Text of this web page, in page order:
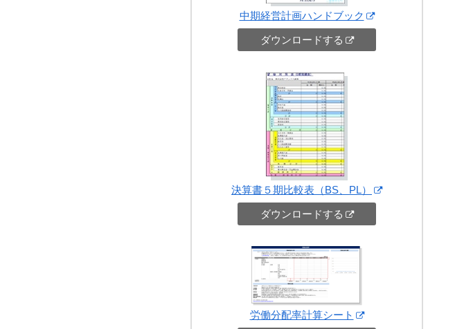
中期経営計画ハンドブック
ダウンロードする
決算書５期比較表（BS、PL）
ダウンロードする
労働分配率計算シート